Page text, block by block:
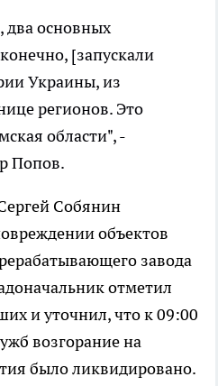
два основных
[запускали
Украины, из
регионов. Это
области", -
Попов.
Собянин
объектов
завода
отметил
и уточнил, что к 09:00
возгорание на
было ликвидировано.